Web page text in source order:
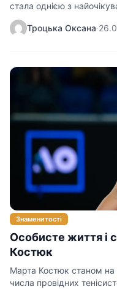
стала однією з
кінематографі,
Троцька Оксана·
Знаменитості
Особисте життя і
Костюк
Марта Костюк станом
числа провідних